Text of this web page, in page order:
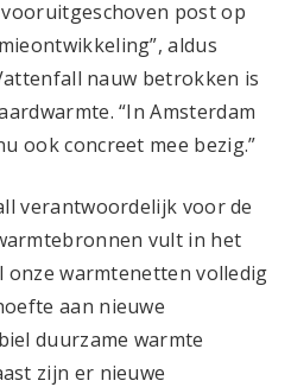
post op
aldus
nauw betrokken is
“In Amsterdam
ook concreet mee bezig.”
verantwoordelijk voor de
vult in het
onze warmtenetten volledig
aan nieuwe
duurzame warmte
zijn er nieuwe